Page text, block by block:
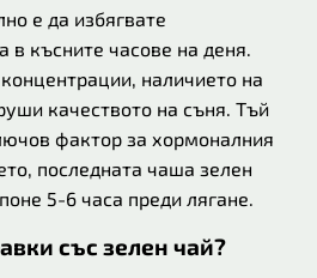
е да избягвате
в късните часове на деня.
наличието на
качеството на съня. Тъй
фактор за хормоналния
последната чаша зелен
5-6 часа преди лягане.
със зелен чай?